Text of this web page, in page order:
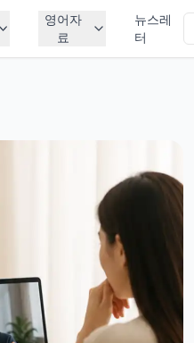
영어자
료
뉴스레
터